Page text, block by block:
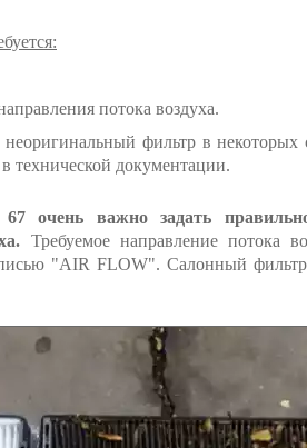
потока воздуха.
фильтр в некоторых
технической документации.
очень важно задать
Требуемое направление потока
"AIR FLOW". Салонный фильтр